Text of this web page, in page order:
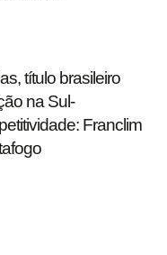
título brasileiro
na Sul-
Franclim